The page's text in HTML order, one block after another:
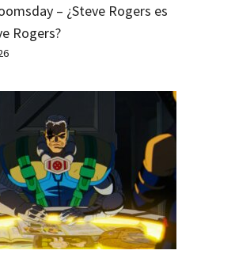
– ¿Steve Rogers es
Rogers?